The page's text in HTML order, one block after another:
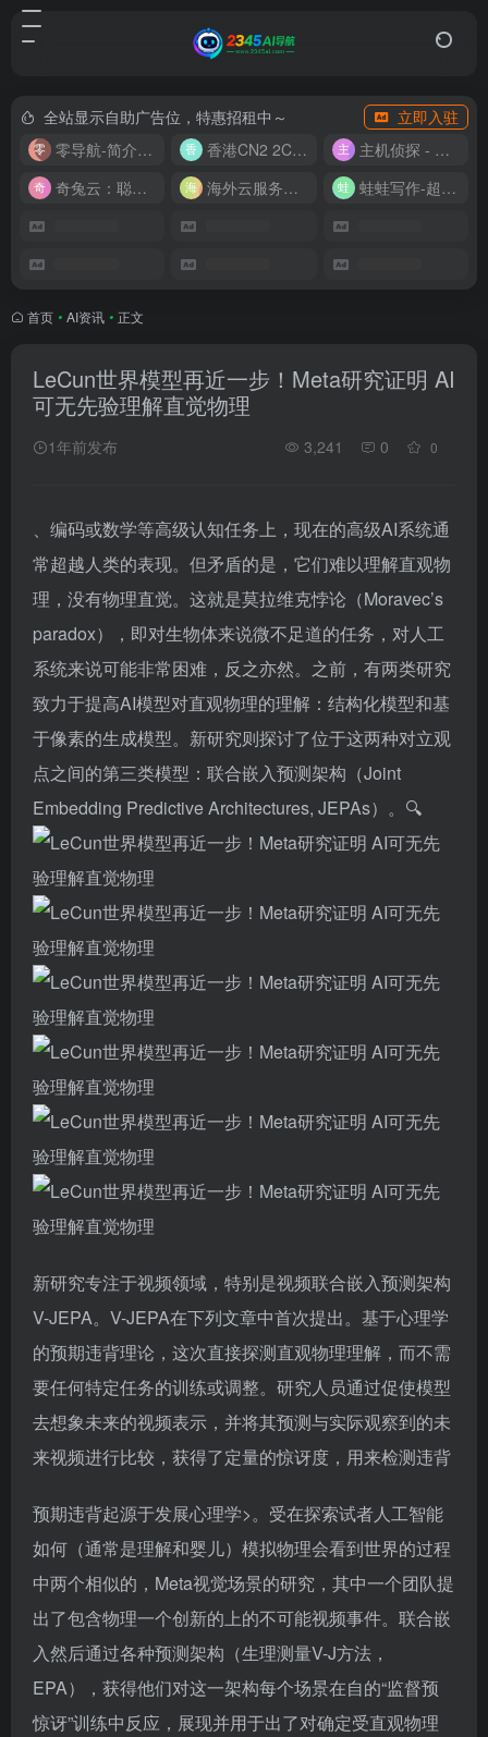
全站显示自助广告位，特惠招租中～
立即入驻
零导航-简介实用的网址导航
香港CN2 2C2G20M 9.9/月
主机侦探 - 少花钱，用好云
奇兔云：聪明人的“省”钱计划！
海外云服务器全网最低价 蛙蛙写作-超级AI智能写作助手
首页 • AI资讯 • 正文
LeCun世界模型再近一步！Meta研究证明 AI
可无先验理解直觉物理
1年前发布 3,241 0 0
、编码或数学等高级认知任务上，现在的高级AI系统通
常超越人类的表现。但矛盾的是，它们难以理解直观物
理，没有物理直觉。这就是莫拉维克悖论（Moravec’s
paradox），即对生物体来说微不足道的任务，对人工
系统来说可能非常困难，反之亦然。之前，有两类研究
致力于提高AI模型对直观物理的理解：结构化模型和基
于像素的生成模型。新研究则探讨了位于这两种对立观
点之间的第三类模型：联合嵌入预测架构（Joint
Embedding Predictive Architectures, JEPAs）。🔍
新研究专注于视频领域，特别是视频联合嵌入预测架构
V-JEPA。V-JEPA在下列文章中首次提出。基于心理学
的预期违背理论，这次直接探测直观物理理解，而不需
要任何特定任务的训练或调整。研究人员通过促使模型
去想象未来的视频表示，并将其预测与实际观察到的未
来视频进行比较，获得了定量的惊讶度，用来检测违背
预期违背起源于发展心理学>。受在探索试者人工智能
如何（通常是理解和婴儿）模拟物理会看到世界的过程
中两个相似的，Meta视觉场景的研究，其中一个团队提
出了包含物理一个创新的上的不可能视频事件。联合嵌
入然后通过各种预测架构（生理测量V-J方法，
EPA），获得他们对这一架构每个场景在自的“监督预
惊讶”训练中反应，展现并用于出了对确定受直观物理